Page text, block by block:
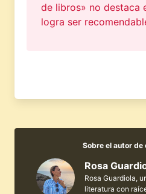
de libros» no destaca
logra ser
Sobre el autor de
Rosa
Rosa Guardiola,
literatura con